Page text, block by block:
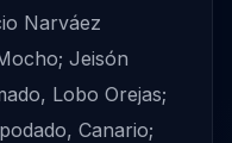
Narváez
Jeisón
Lobo Orejas;
Canario;